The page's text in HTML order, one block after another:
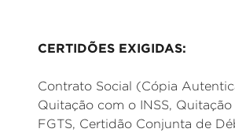
CERTIDÕES EXIGIDAS:
Contrato Social (Cópia
Quitação com o INSS,
FGTS, Certidão Conjunta de